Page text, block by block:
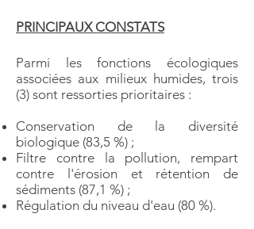
PRINCIPAUX CONSTATS
Parmi les fonctions écologiques
associées aux milieux humides, trois
(3) sont ressorties prioritaires :
Conservation de la diversité
biologique (83,5 %) ;
Filtre contre la pollution, rempart
contre l'érosion et rétention de
sédiments (87,1 %) ;
Régulation du niveau d'eau (80 %).